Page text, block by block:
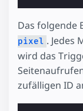
Das folgende
pixel . Jedes
wird das
zufälligen ID